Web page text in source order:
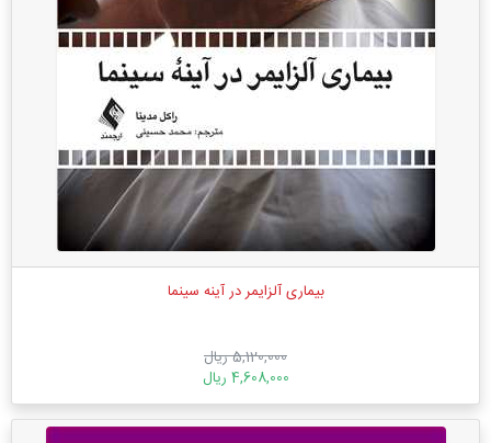
بیماری آلزایمر در آینه سینما
5,120,000 ریال
4,608,000 ریال